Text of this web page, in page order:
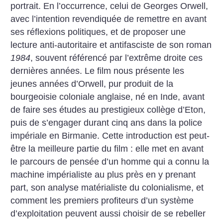
portrait. En l’occurrence, celui de Georges Orwell,
avec l’intention revendiquée de remettre en avant
ses réflexions politiques, et de proposer une
lecture anti-autoritaire et antifasciste de son roman
1984, souvent référencé par l’extrême droite ces
dernières années. Le film nous présente les
jeunes années d’Orwell, pur produit de la
bourgeoisie coloniale anglaise, né en Inde, avant
de faire ses études au prestigieux collège d’Eton,
puis de s’engager durant cinq ans dans la police
impériale en Birmanie. Cette introduction est peut-
être la meilleure partie du film : elle met en avant
le parcours de pensée d’un homme qui a connu la
machine impérialiste au plus près en y prenant
part, son analyse matérialiste du colonialisme, et
comment les premiers profiteurs d’un système
d’exploitation peuvent aussi choisir de se rebeller